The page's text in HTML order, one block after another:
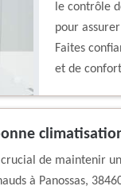
le contrôle
pour
Faites
et de
de maintenir un
à Panossas,